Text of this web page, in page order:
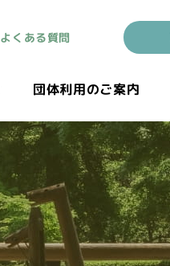
よくある質問
団体利用のご案内